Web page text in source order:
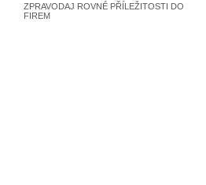
ZPRAVODAJ ROVNÉ PŘÍLEŽITOSTI DO
FIREM